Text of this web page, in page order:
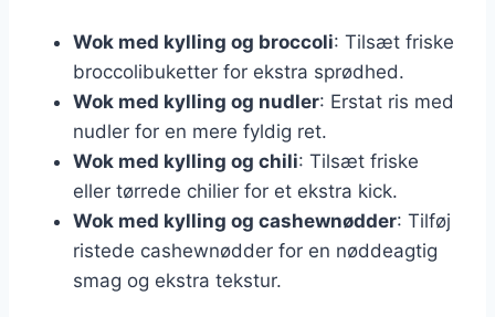
Wok med kylling og broccoli: Tilsæt friske
broccolibuketter for ekstra sprødhed.
Wok med kylling og nudler: Erstat ris med
nudler for en mere fyldig ret.
Wok med kylling og chili: Tilsæt friske
eller tørrede chilier for et ekstra kick.
Wok med kylling og cashewnødder: Tilføj
ristede cashewnødder for en nøddeagtig
smag og ekstra tekstur.